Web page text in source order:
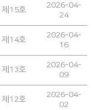
15호
2026-04-
24
14호
2026-04-
16
13호
2026-04-
09
12호
2026-04-
02